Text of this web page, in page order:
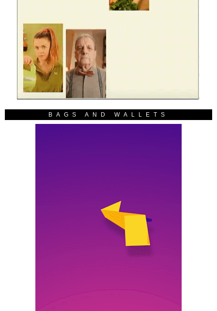
BAGS AND WALLETS